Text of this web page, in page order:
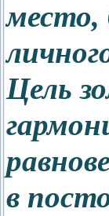
место,
Цель
в